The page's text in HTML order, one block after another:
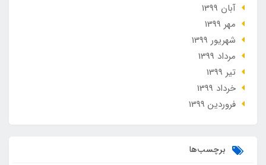
آبان 1399
مهر 1399
شهریور 1399
مرداد 1399
تير 1399
خرداد 1399
فروردین 1399
برچسب‌ها